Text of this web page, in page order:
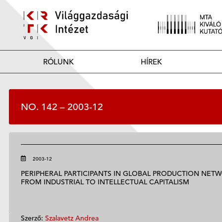
RÓLUNK HÍREK
NO. 142 – 2003-12
2003-12
PERIPHERAL PARTICIPANTS IN GLOBAL PRODUCTION
FROM INDUSTRIAL TO INTELLECTUAL CAPITALISM
Szerző: Szalavetz Andrea